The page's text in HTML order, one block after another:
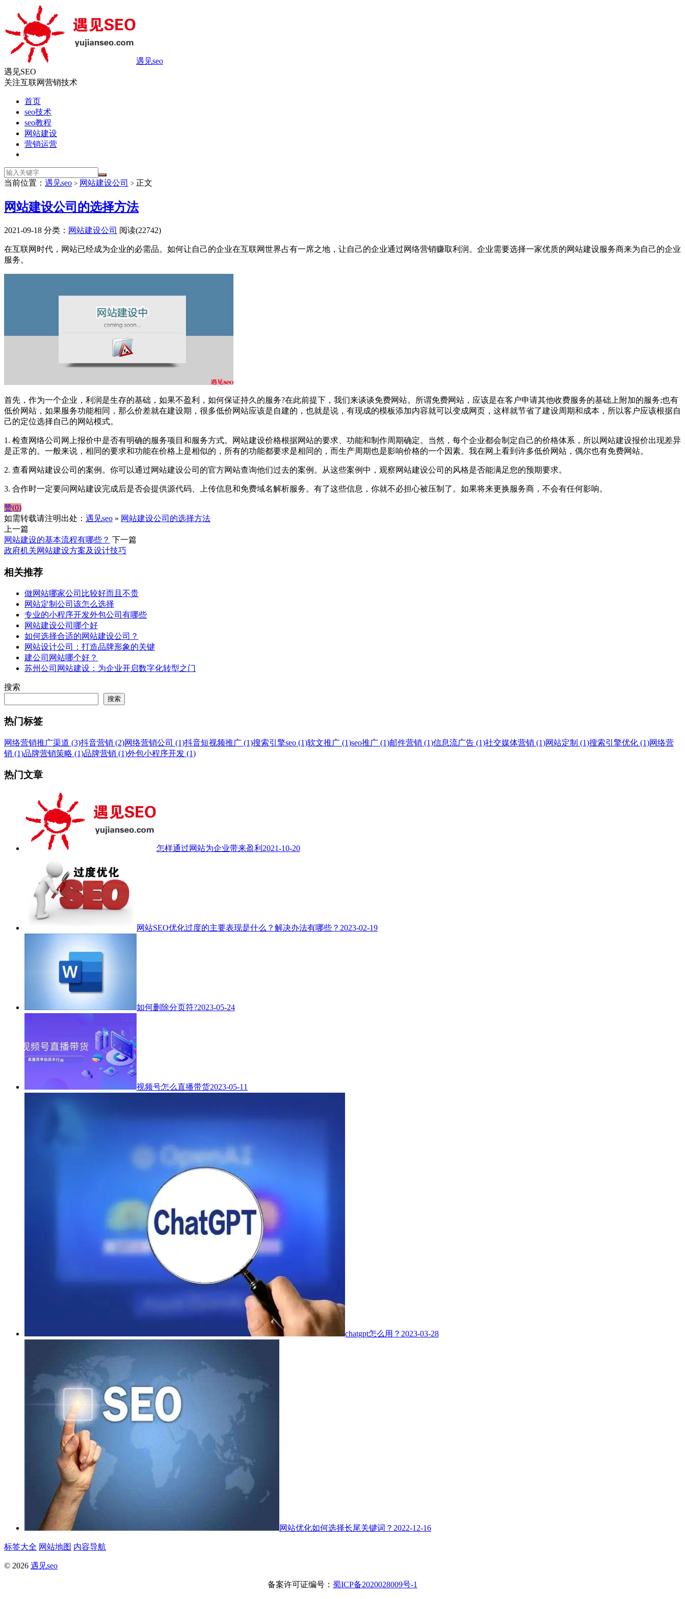
遇见seo
遇见SEO
关注互联网营销技术
首页
seo技术
seo教程
网站建设
营销运营
当前位置： 遇见seo > 网站建设公司 > 正文
网站建设公司的选择方法
2021-09-18 分类： 网站建设公司 阅读(22742)
在互联网时代，网站已经成为企业的必需品。如何让自己的企业在互联网世界占有一席之地，让自己的企业通过网络营销赚取利润。企业需要选择一家优质的网站建设服务商来为自己的企业
服务。
首先，作为一个企业，利润是生存的基础，如果不盈利，如何保证持久的服务?在此前提下，我们来谈谈免费网站。所谓免费网站，应该是在客户申请其他收费服务的基础上附加的服务;也有
低价网站，如果服务功能相同，那么价差就在建设期，很多低价网站应该是自建的，也就是说，有现成的模板添加内容就可以变成网页，这样就节省了建设周期和成本，所以客户应该根据自
己的定位选择自己的网站模式。
1. 检查网络公司网上报价中是否有明确的服务项目和服务方式。网站建设价格根据网站的要求、功能和制作周期确定。当然，每个企业都会制定自己的价格体系，所以网站建设报价出现差异
是正常的。一般来说，相同的要求和功能在价格上是相似的，所有的功能都要求是相同的，而生产周期也是影响价格的一个因素。我在网上看到许多低价网站，偶尔也有免费网站。
2. 查看网站建设公司的案例。你可以通过网站建设公司的官方网站查询他们过去的案例。从这些案例中，观察网站建设公司的风格是否能满足您的预期要求。
3. 合作时一定要问网站建设完成后是否会提供源代码、上传信息和免费域名解析服务。有了这些信息，你就不必担心被压制了。如果将来更换服务商，不会有任何影响。
赞(0)
如需转载请注明出处： 遇见seo » 网站建设公司的选择方法
上一篇
网站建设的基本流程有哪些？ 下一篇
政府机关网站建设方案及设计技巧
相关推荐
做网站哪家公司比较好而且不贵
网站定制公司该怎么选择
专业的小程序开发外包公司有哪些
网站建设公司哪个好
如何选择合适的网站建设公司？
网站设计公司：打造品牌形象的关键
建公司网站哪个好？
苏州公司网站建设：为企业开启数字化转型之门
搜索
搜索
热门标签
网络营销推广渠道 (3)抖音营销 (2)网络营销公司 (1)抖音短视频推广 (1)搜索引擎seo (1)软文推广 (1)seo推广 (1)邮件营销 (1)信息流广告 (1)社交媒体营销 (1)网站定制 (1)搜索引擎优化 (1)网络营
销 (1)品牌营销策略 (1)品牌营销 (1)外包小程序开发 (1)
热门文章
怎样通过网站为企业带来盈利 2021-10-20
网站SEO优化过度的主要表现是什么？解决办法有哪些？ 2023-02-19
如何删除分页符?2023-05-24
视频号怎么直播带货2023-05-11
chatgpt怎么用？ 2023-03-28
网站优化如何选择长尾关键词？ 2022-12-16
标签大全 网站地图 内容导航
© 2026 遇见seo
备案许可证编号： 蜀ICP备2020028009号-1